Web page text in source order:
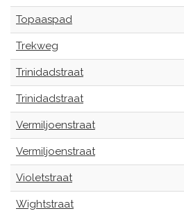
Topaaspad
Trekweg
Trinidadstraat
Trinidadstraat
Vermiljoenstraat
Vermiljoenstraat
Violetstraat
Wightstraat